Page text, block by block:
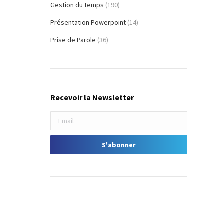
Gestion du temps (190)
Présentation Powerpoint (14)
Prise de Parole (36)
Recevoir la Newsletter